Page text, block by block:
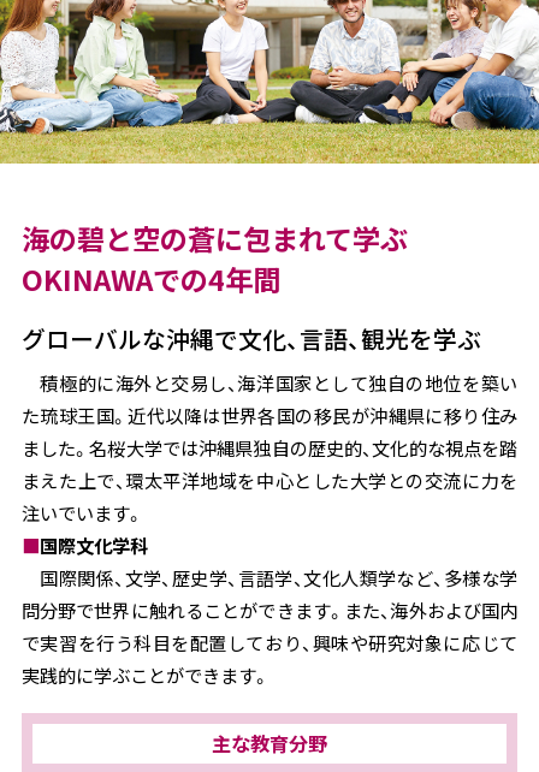
海の碧と空の蒼に包まれて学ぶ
OKINAWAでの4年間
グローバルな沖縄で文化、言語、観光を学ぶ
積極的に海外と交易し、海洋国家として独自の地位を築い
た琉球王国。近代以降は世界各国の移民が沖縄県に移り住み
ました。名桜大学では沖縄県独自の歴史的、文化的な視点を踏
まえた上で、環太平洋地域を中心とした大学との交流に力を
注いでいます。
■国際文化学科
国際関係、文学、歴史学、言語学、文化人類学など、多様な学
問分野で世界に触れることができます。また、海外および国内
で実習を行う科目を配置しており、興味や研究対象に応じて
実践的に学ぶことができます。
主な教育分野